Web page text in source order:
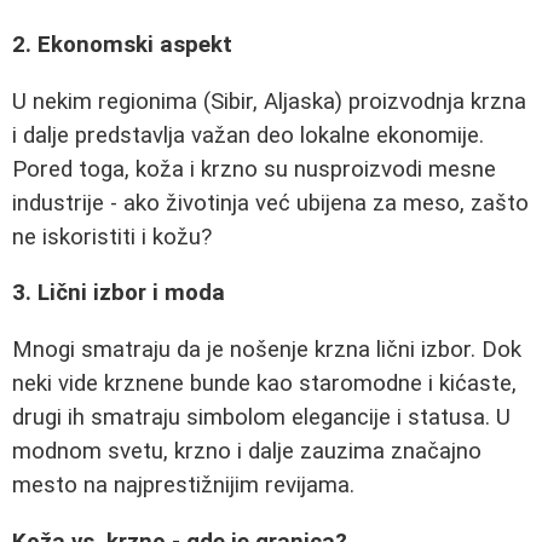
2. Ekonomski aspekt
U nekim regionima (Sibir, Aljaska) proizvodnja krzna
i dalje predstavlja važan deo lokalne ekonomije.
Pored toga, koža i krzno su nusproizvodi mesne
industrije - ako životinja već ubijena za meso, zašto
ne iskoristiti i kožu?
3. Lični izbor i moda
Mnogi smatraju da je nošenje krzna lični izbor. Dok
neki vide krznene bunde kao staromodne i kićaste,
drugi ih smatraju simbolom elegancije i statusa. U
modnom svetu, krzno i dalje zauzima značajno
mesto na najprestižnijim revijama.